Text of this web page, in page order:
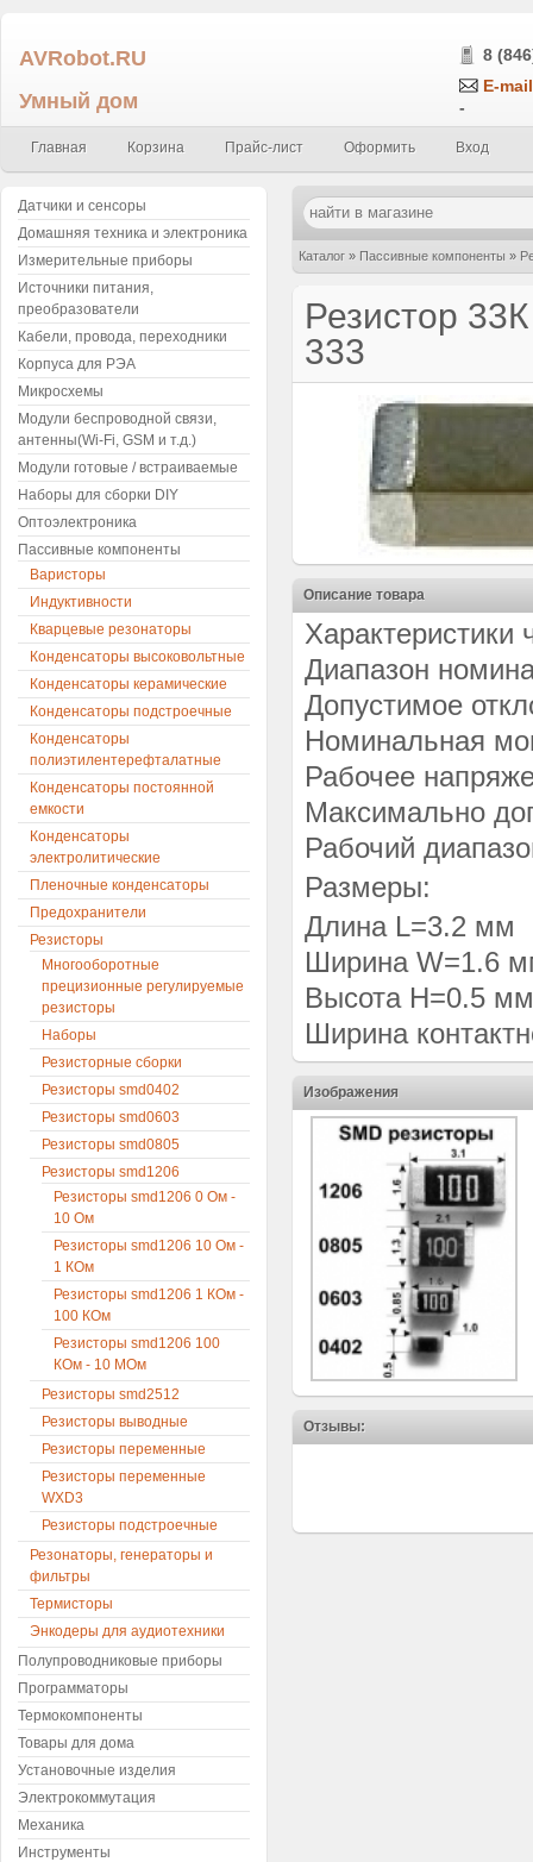
AVRobot.RU
Умный дом
8
E-
-
Главная Корзина Прайс-лист Оформить Вход
Каталог » Пассивные компоненты »
Резистор
333
Описание товара
Характеристики
Диапазон
Допустимое
Номинальная
Рабочее
Максимально
Рабочий
Размеры:
Длина L=3.2 мм
Ширина W=1.6
Высота H=0.5 мм
Ширина
Изображения
Отзывы:
Датчики и сенсоры
Домашняя техника и электроника
Измерительные приборы
Источники питания,
преобразователи
Кабели, провода, переходники
Корпуса для РЭА
Микросхемы
Модули беспроводной связи,
антенны(Wi-Fi, GSM и т.д.)
Модули готовые / встраиваемые
Наборы для сборки DIY
Оптоэлектроника
Пассивные компоненты
Варисторы
Индуктивности
Кварцевые резонаторы
Конденсаторы высоковольтные
Конденсаторы керамические
Конденсаторы подстроечные
Конденсаторы
полиэтилентерефталатные
Конденсаторы постоянной
емкости
Конденсаторы
электролитические
Пленочные конденсаторы
Предохранители
Резисторы
Многооборотные
прецизионные регулируемые
резисторы
Наборы
Резисторные сборки
Резисторы smd0402
Резисторы smd0603
Резисторы smd0805
Резисторы smd1206
Резисторы smd1206 0 Ом -
10 Ом
Резисторы smd1206 10 Ом -
1 КОм
Резисторы smd1206 1 КОм -
100 КОм
Резисторы smd1206 100
КОм - 10 МОм
Резисторы smd2512
Резисторы выводные
Резисторы переменные
Резисторы переменные
WXD3
Резисторы подстроечные
Резонаторы, генераторы и
фильтры
Термисторы
Энкодеры для аудиотехники
Полупроводниковые приборы
Программаторы
Термокомпоненты
Товары для дома
Установочные изделия
Электрокоммутация
Механика
Инструменты